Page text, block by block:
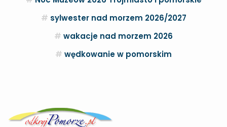
sylwester nad morzem 2026/2027
wakacje nad morzem 2026
wędkowanie w pomorskim